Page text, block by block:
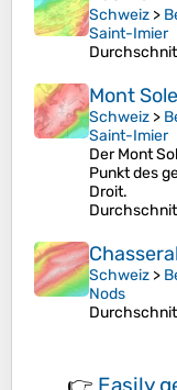
Schweiz >
Saint-Imier
Mont
Schweiz >
Saint-Imier
Der Mont
Punkt des
Droit.
Chasseral
Schweiz >
Nods